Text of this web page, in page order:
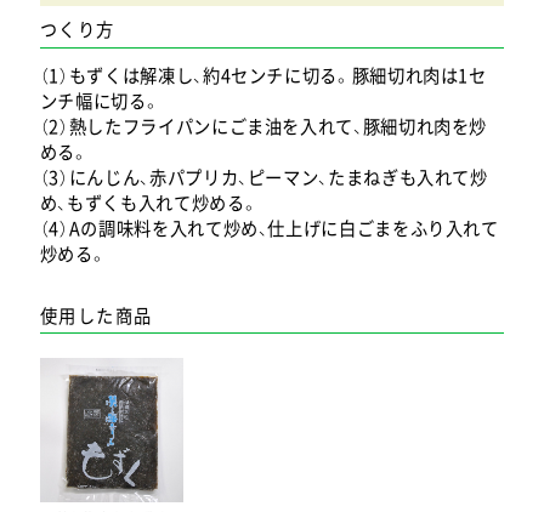
つくり方
（1）もずくは解凍し、約4センチに切る。豚細切れ肉は1セ
ンチ幅に切る。
（2）熱したフライパンにごま油を入れて、豚細切れ肉を炒
める。
（3）にんじん、赤パプリカ、ピーマン、たまねぎも入れて炒
め、もずくも入れて炒める。
（4）Aの調味料を入れて炒め、仕上げに白ごまをふり入れて
炒める。
使用した商品